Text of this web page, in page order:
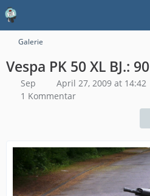
Galerie
Vespa PK 50 XL BJ.: 90
Sep April 27, 2009 at 14:42
1 Kommentar